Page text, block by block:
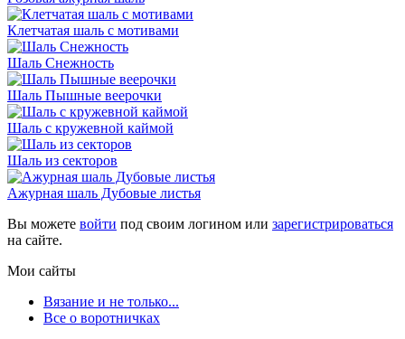
Клетчатая шаль с мотивами
Шаль Снежность
Шаль Пышные веерочки
Шаль с кружевной каймой
Шаль из секторов
Ажурная шаль Дубовые листья
Вы можете войти под своим логином или зарегистрироваться
на сайте.
Мои сайты
Вязание и не только...
Все о воротничках